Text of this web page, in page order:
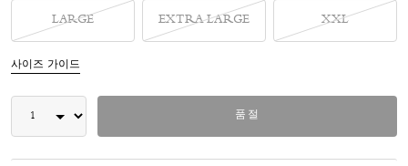
LARGE EXTRA LARGE XXL
사이즈 가이드
품절